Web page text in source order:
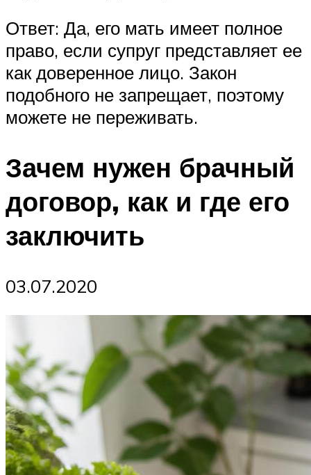
Ответ: Да, его мать имеет полное
право, если супруг представляет ее
как доверенное лицо. Закон
подобного не запрещает, поэтому
можете не переживать.
Зачем нужен брачный
договор, как и где его
заключить
03.07.2020